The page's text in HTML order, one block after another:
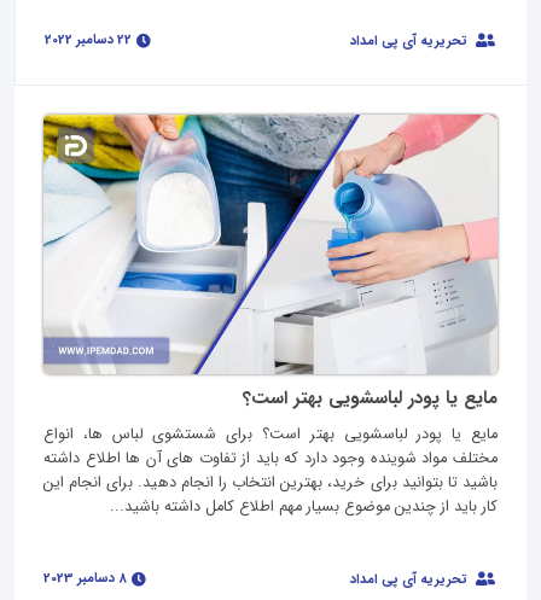
تحریریه آی پی امداد
مایع یا پودر لباسشویی بهتر است؟
مایع یا پودر لباسشویی بهتر است؟ برای شستشوی لباس ها، انواع
مختلف مواد شوینده وجود دارد که باید از تفاوت های آن ها اطلاع داشته
باشید تا بتوانید برای خرید، بهترین انتخاب را انجام دهید. برای انجام این
کار باید از چندین موضوع بسیار مهم اطلاع کامل داشته باشید...
تحریریه آی پی امداد